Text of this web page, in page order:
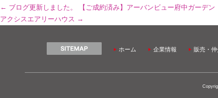
← ブログ更新しました。
【ご成約済み】アーバンビュー府中ガーデン
アクシスエアリーハウス →
ホーム 企業情報 販売・